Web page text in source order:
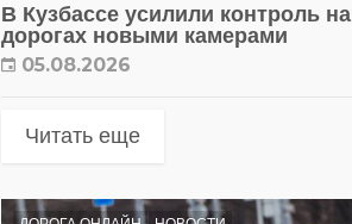
В Кузбассе усилили контроль на
дорогах новыми камерами
05.08.2026
Читать еще